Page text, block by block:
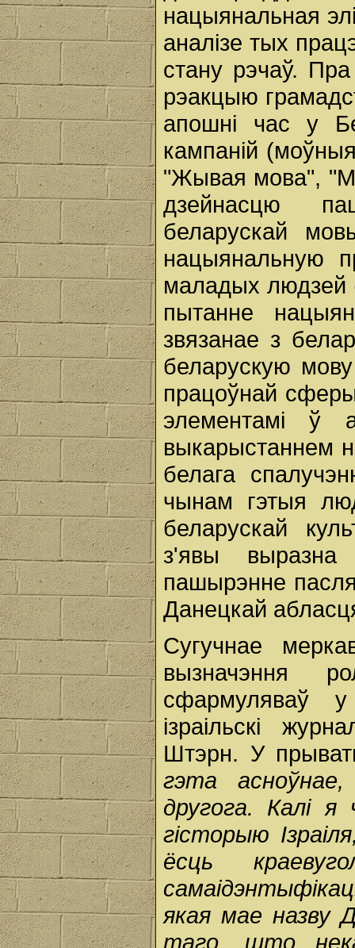
нацыянальная
аналізе тых
стану рэчаў.
рэакцыю
апошні час у
кампаній
"Жывая мова",
дзейнасцю
беларускай
нацыянальную
маладых людзей
пытанне
звязанае з
беларускую
працоўнай
элементамі ў
выкарыстаннем
белага
чынам гэтыя
беларускай
з'явы выразна
пашырэнне пасля
Данецкай
Сугучнае
вызначэння
сфармуляваў
ізраільскі
Штэрн. У
гэта
другога. Калі я
гісторыю
ёсць
якая мае назву
таго, што